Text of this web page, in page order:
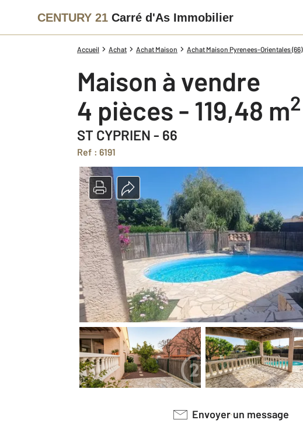
CENTURY 21 Carré d'As Immobilier
Accueil Achat Achat Maison Achat Maison Pyrenees-Orientales (66)
Maison à vendre
4 pièces - 119,48 m2
ST CYPRIEN - 66
Ref : 6191
Envoyer un message